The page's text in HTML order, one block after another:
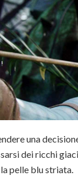
una
dei ricchi
pelle blu striata.